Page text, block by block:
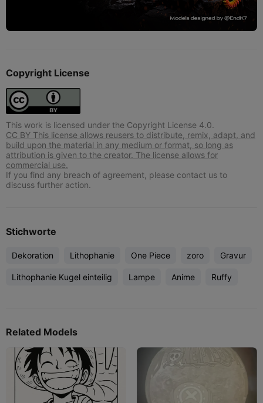
Copyright License
This work is licensed under the Copyright License 4.0.
CC BY This license allows reusers to distribute, remix, adapt, and
build upon the material in any medium or format, so long as
attribution is given to the creator. The license allows for
commercial use.
If you find any breach of agreement, please contact us to
discuss further action.
Stichworte
Dekoration Lithophanie One Piece zoro Gravur
Lithophanie Kugel einteilig Lampe Anime Ruffy
Related Models